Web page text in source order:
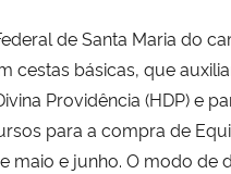
de Santa Maria do
cestas básicas, que
Providência (HDP) e
para a compra de
maio e junho. O modo